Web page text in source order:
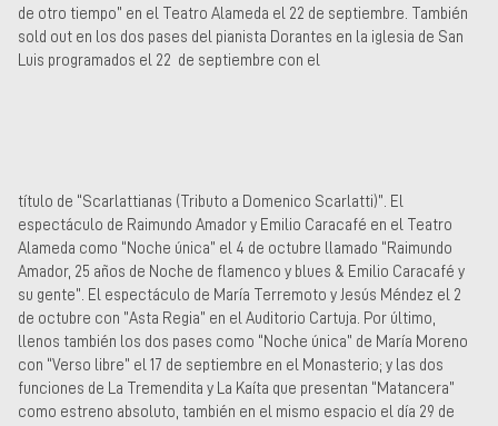
de otro tiempo” en el Teatro Alameda el 22 de septiembre. También
sold out en los dos pases del pianista Dorantes en la iglesia de San
Luis programados el 22 de septiembre con el
título de “Scarlattianas (Tributo a Domenico Scarlatti)”. El
espectáculo de Raimundo Amador y Emilio Caracafé en el Teatro
Alameda como “Noche única” el 4 de octubre llamado “Raimundo
Amador, 25 años de Noche de flamenco y blues & Emilio Caracafé y
su gente”. El espectáculo de María Terremoto y Jesús Méndez el 2
de octubre con ”Asta Regia” en el Auditorio Cartuja. Por último,
llenos también los dos pases como “Noche única” de María Moreno
con “Verso libre” el 17 de septiembre en el Monasterio; y las dos
funciones de La Tremendita y La Kaíta que presentan “Matancera”
como estreno absoluto, también en el mismo espacio el día 29 de